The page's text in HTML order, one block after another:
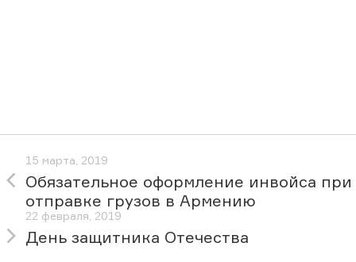
15 марта, 2019
Обязательное оформление инвойса при
отправке грузов в Армению
22 февраля, 2019
День защитника Отечества